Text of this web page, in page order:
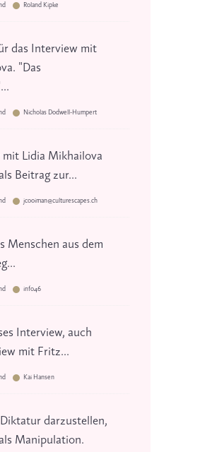
Roland Kipke
das Interview mit
"Das
Nicholas Dodwell-Humpert
mit Lidia Mikhailova
Beitrag zur...
jcooiman@culturescapes.ch
Menschen aus dem
info46
Interview, auch
mit Fritz...
Kai Hansen
darzustellen,
Manipulation.